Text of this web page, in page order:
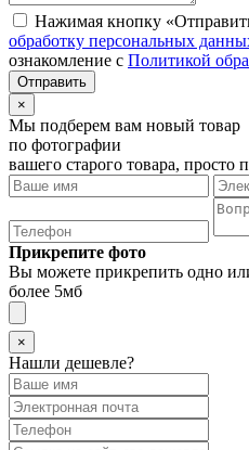
Нажимая кнопку
обработку персональных
ознакомление с Политикой
×
Мы подберем вам новый товар
по фотографии
вашего старого товара,
Прикрепите фото
Вы можете прикрепить одно
более 5мб
×
Нашли дешевле?